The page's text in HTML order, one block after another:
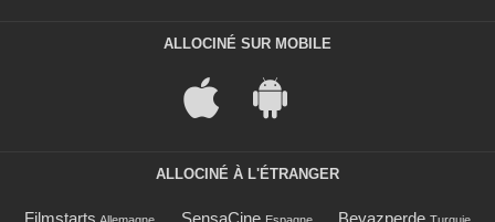
ALLOCINÉ SUR MOBILE
ALLOCINÉ À L'ÉTRANGER
Filmstarts Allemagne SensaCine Espagne Beyazperde Turquie